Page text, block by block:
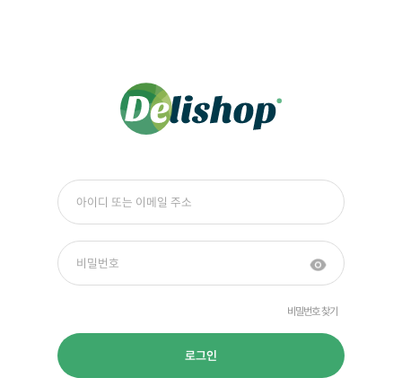
비밀번호 찾기
로그인